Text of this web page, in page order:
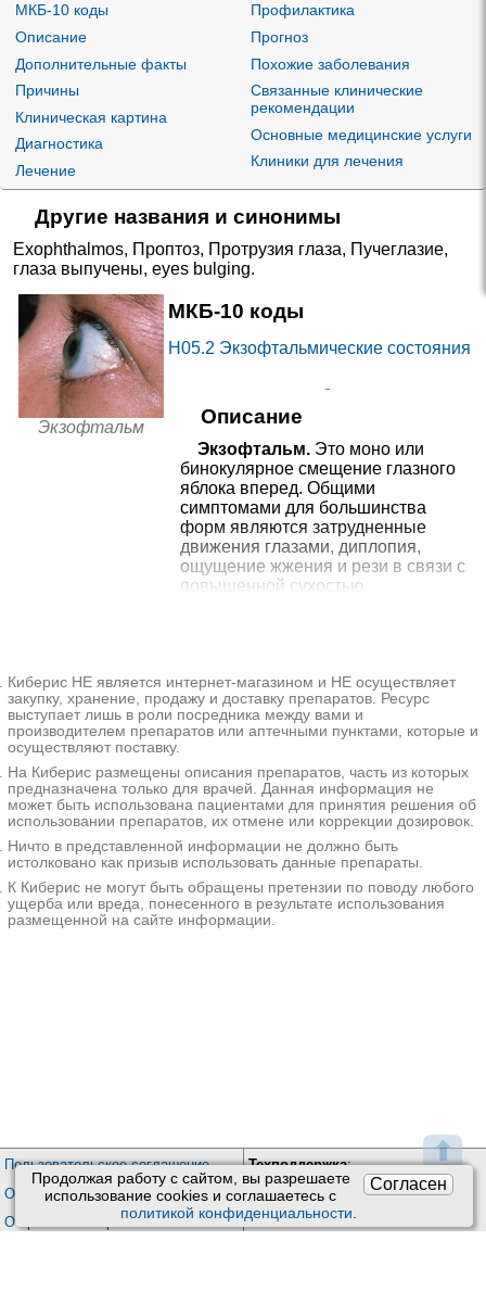
⬆
Согласен
Продолжая работу с сайтом, вы разрешаете
использование сookies и соглашаетесь с
политикой конфиденциальности.
МЦ Доктор Боголюбов -
Акварели
Балашиха, пр-т Ленина, д. 32Д
МЦ Доктор Боголюбов -
Алексеевская роща
Балашиха, ул. Дмитриева, д. 18
+7(495..показать
МЦ Доктор Боголюбов -
Звездная
Балашиха, ул. Звездная, д. 7,
+7(495 ..показать
9020₽
МЦ Доктор Боголюбов -
Южный
Балашиха, ул. Твардовского, д.
38
Запись
Центральная городская
больница Реутова на
Ленина
Реутов, ул. Ленина, д. 2А
+7(495
Запись
Медок Реутов
Реутов, Юбилейный пр-т, д. 66
ГолденМед на
Москва, ул. Суздальская, д. 10,
+7(495..показать
от 11194₽
Ещё 5 клиник
* - клиника оказывает не 100% из выбранных услуг. Подробнее
при нажатии на цену.
МКБ-10 коды
Описание
Дополнительные факты
Причины
Клиническая картина
Диагностика
Лечение
Профилактика
Прогноз
Похожие заболевания
Связанные клинические
рекомендации
Основные медицинские услуги
Клиники для лечения
Другие названия и синонимы
Exophthalmos, Проптоз, Протрузия глаза, Пучеглазие,
глаза выпучены,eyes bulging.
Экзофтальм
МКБ-10 коды
H05.2 Экзофтальмические состояния
Описание
Экзофтальм. Это моно или
бинокулярное смещение глазного
яблока вперед. Общими
симптомами для большинства
форм являются затрудненные
движения глазами, диплопия,
ощущение жжения и рези в связи с
повышенной сухостью
офтальмоскопии, визометрии,
тонометрии, биомикроскопии, УЗД,
ОКТ. Тактика лечения зависит от
этиологии заболевания. При
рекомендована кантотомия,
дренирование ретробульбарного
пространства. Эндокринный
экзофтальм является показанием к
приему тиреостатиков и гормонов,
при низкой эффективности
проводится тиреоидэктомия.
эндокринной офтальмопатии в
1776 году ирландским хирургом Р.
Дж. Грейвсом. В 1960 году
советскими нейрохирургами И. М.
Иргером и Л. А. Корейшем были
представлены сведения о том, что
Киберис НЕ является интернет-магазином и НЕ осуществляет
закупку, хранение, продажу и доставку препаратов. Ресурс
выступает лишь в роли посредника между вами и
производителем препаратов или аптечными пунктами, которые и
осуществляют поставку.
На Киберис размещены описания препаратов, часть из которых
предназначена только для врачей. Данная информация не
может быть использована пациентами для принятия решения об
использовании препаратов, их отмене или коррекции дозировок.
Ничто в представленной информации не должно быть
истолковано как призыв использовать данные препараты.
К Киберис не могут быть обращены претензии по поводу любого
ущерба или вреда, понесенного в результате использования
размещенной на сайте информации.
Пользовательское соглашение
Обработка персональных данных
О проекте Киберис
Техподдержка:
Обратная связь
Почта:kiberis@mail.ru